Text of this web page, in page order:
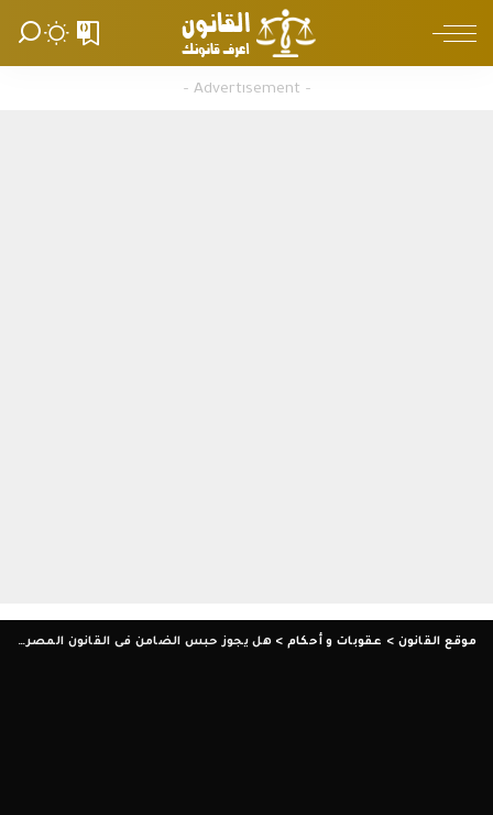
0
– Advertisement –
موقع القانون > عقوبات و أحكام >هل يجوز حبس الضامن فى القانون المصري